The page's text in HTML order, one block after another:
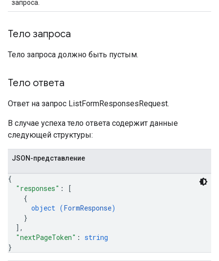
запроса.
Тело запроса
Тело запроса должно быть пустым.
Тело ответа
Ответ на запрос ListFormResponsesRequest.
В случае успеха тело ответа содержит данные
следующей структуры:
JSON-представление
{
"responses" :
[
{
object (FormResponse)
}
] ,
"nextPageToken" : string
}